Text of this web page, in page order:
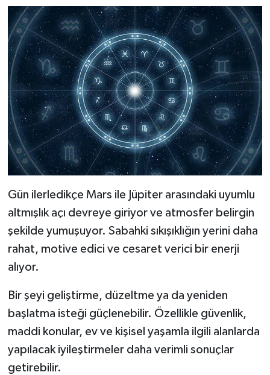
Gün ilerledikçe Mars ile Jüpiter arasındaki uyumlu
altmışlık açı devreye giriyor ve atmosfer belirgin
şekilde yumuşuyor. Sabahki sıkışıklığın yerini daha
rahat, motive edici ve cesaret verici bir enerji
alıyor.
Bir şeyi geliştirme, düzeltme ya da yeniden
başlatma isteği güçlenebilir. Özellikle güvenlik,
maddi konular, ev ve kişisel yaşamla ilgili alanlarda
yapılacak iyileştirmeler daha verimli sonuçlar
getirebilir.